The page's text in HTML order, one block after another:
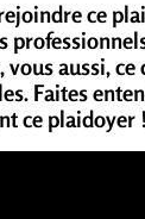
ce
vous aussi, ce
Faites
ce plaidoyer !